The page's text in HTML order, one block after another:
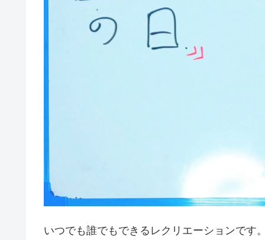
いつでも誰でもできるレクリエーションです